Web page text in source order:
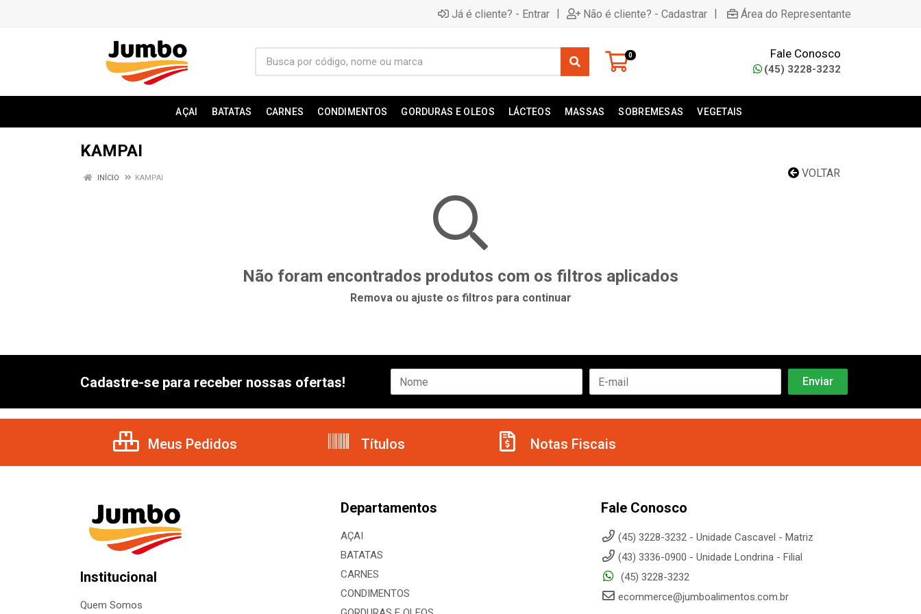
Já é cliente? - Entrar | Não é cliente? - Cadastrar | Área do Representante
0 Fale Conosco
(45) 3228-3232
AÇAI BATATAS CARNES CONDIMENTOS GORDURAS E OLEOS LÁCTEOS MASSAS SOBREMESAS VEGETAIS
KAMPAI
VOLTAR
INÍCIO KAMPAI
Não foram encontrados produtos com os filtros aplicados
Remova ou ajuste os filtros para continuar
Cadastre-se para receber nossas ofertas!
Meus Pedidos Títulos Notas Fiscais
Institucional
Quem Somos
Departamentos
AÇAI
BATATAS
CARNES
CONDIMENTOS
Fale Conosco
(45) 3228-3232 - Unidade Cascavel - Matriz
(43) 3336-0900 - Unidade Londrina - Filial
(45) 3228-3232
ecommerce@jumboalimentos.com.br